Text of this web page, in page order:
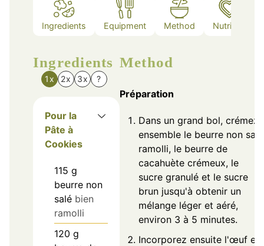
Ingredients Equipment Method Nutrition
Ingredients
1x 2x 3x ?
Pour la
Pâte à
Cookies
115 g
beurre non
salé bien
ramolli
120 g
Method
Préparation
Dans un grand bol, crémez
ensemble le beurre non salé
ramolli, le beurre de
cacahuète crémeux, le
sucre granulé et le sucre
brun jusqu'à obtenir un
mélange léger et aéré,
environ 3 à 5 minutes.
Incorporez ensuite l'œuf et